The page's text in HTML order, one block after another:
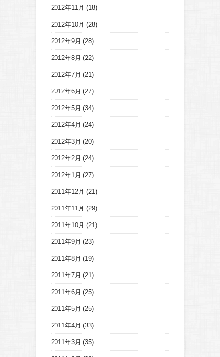
2012年11月 (18)
2012年10月 (28)
2012年9月 (28)
2012年8月 (22)
2012年7月 (21)
2012年6月 (27)
2012年5月 (34)
2012年4月 (24)
2012年3月 (20)
2012年2月 (24)
2012年1月 (27)
2011年12月 (21)
2011年11月 (29)
2011年10月 (21)
2011年9月 (23)
2011年8月 (19)
2011年7月 (21)
2011年6月 (25)
2011年5月 (25)
2011年4月 (33)
2011年3月 (35)